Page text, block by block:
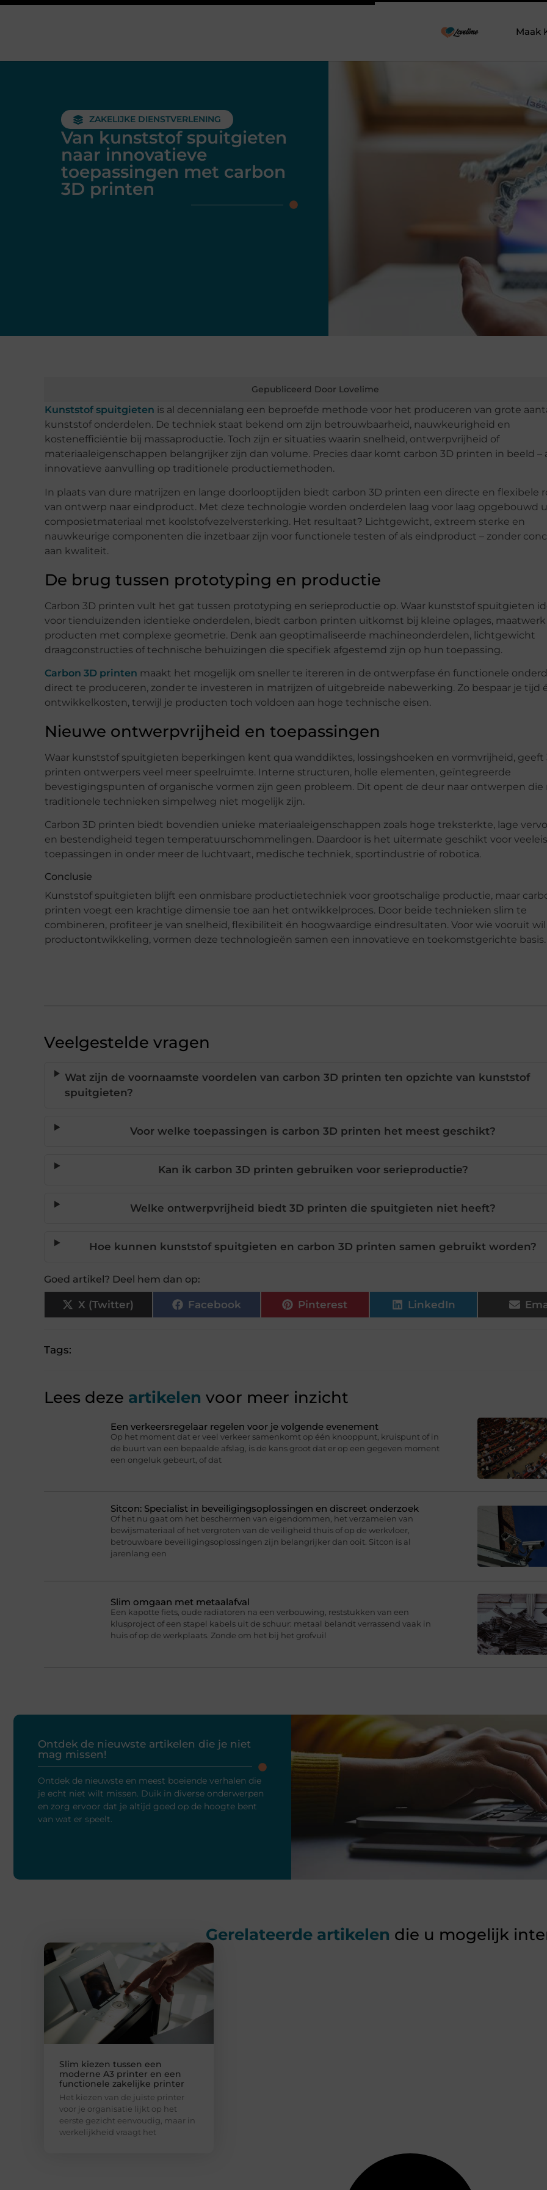
Maak
ZAKELIJKE DIENSTVERLENING
Van kunststof spuitgieten
naar innovatieve
toepassingen met carbon
3D printen
Gepubliceerd Door Lovelime
Kunststof spuitgieten is al decennialang een beproefde methode voor het produceren van grote
kunststof onderdelen. De techniek staat bekend om zijn betrouwbaarheid, nauwkeurigheid en
kostenefficiëntie bij massaproductie. Toch zijn er situaties waarin snelheid, ontwerpvrijheid of
materiaaleigenschappen belangrijker zijn dan volume. Precies daar komt carbon 3D printen in beeld –
innovatieve aanvulling op traditionele productiemethoden.
In plaats van dure matrijzen en lange doorlooptijden biedt carbon 3D printen een directe en flexibele
van ontwerp naar eindproduct. Met deze technologie worden onderdelen laag voor laag opgebouwd
composietmateriaal met koolstofvezelversterking. Het resultaat? Lichtgewicht, extreem sterke en
nauwkeurige componenten die inzetbaar zijn voor functionele testen of als eindproduct – zonder
aan kwaliteit.
De brug tussen prototyping en productie
Carbon 3D printen vult het gat tussen prototyping en serieproductie op. Waar kunststof spuitgieten
voor tienduizenden identieke onderdelen, biedt carbon printen uitkomst bij kleine oplages, maatwerk
producten met complexe geometrie. Denk aan geoptimaliseerde machineonderdelen, lichtgewicht
draagconstructies of technische behuizingen die specifiek afgestemd zijn op hun toepassing.
Carbon 3D printen maakt het mogelijk om sneller te itereren in de ontwerpfase én functionele
direct te produceren, zonder te investeren in matrijzen of uitgebreide nabewerking. Zo bespaar je tijd
ontwikkelkosten, terwijl je producten toch voldoen aan hoge technische eisen.
Nieuwe ontwerpvrijheid en toepassingen
Waar kunststof spuitgieten beperkingen kent qua wanddiktes, lossingshoeken en vormvrijheid, geeft
printen ontwerpers veel meer speelruimte. Interne structuren, holle elementen, geïntegreerde
bevestigingspunten of organische vormen zijn geen probleem. Dit opent de deur naar ontwerpen die
traditionele technieken simpelweg niet mogelijk zijn.
Carbon 3D printen biedt bovendien unieke materiaaleigenschappen zoals hoge treksterkte, lage
en bestendigheid tegen temperatuurschommelingen. Daardoor is het uitermate geschikt voor
toepassingen in onder meer de luchtvaart, medische techniek, sportindustrie of robotica.
Conclusie
Kunststof spuitgieten blijft een onmisbare productietechniek voor grootschalige productie, maar
printen voegt een krachtige dimensie toe aan het ontwikkelproces. Door beide technieken slim te
combineren, profiteer je van snelheid, flexibiliteit én hoogwaardige eindresultaten. Voor wie vooruit wil
productontwikkeling, vormen deze technologieën samen een innovatieve en toekomstgerichte basis.
Veelgestelde vragen
Wat zijn de voornaamste voordelen van carbon 3D printen ten opzichte van kunststof
spuitgieten?
Voor welke toepassingen is carbon 3D printen het meest geschikt?
Kan ik carbon 3D printen gebruiken voor serieproductie?
Welke ontwerpvrijheid biedt 3D printen die spuitgieten niet heeft?
Hoe kunnen kunststof spuitgieten en carbon 3D printen samen gebruikt worden?
Goed artikel? Deel hem dan op:
X (Twitter) Facebook Pinterest LinkedIn
Tags:
Lees deze artikelen voor meer inzicht
Een verkeersregelaar regelen voor je volgende evenement
Op het moment dat er veel verkeer samenkomt op één knooppunt, kruispunt of in
de buurt van een bepaalde afslag, is de kans groot dat er op een gegeven moment
een ongeluk gebeurt, of dat
Sitcon: Specialist in beveiligingsoplossingen en discreet onderzoek
Of het nu gaat om het beschermen van eigendommen, het verzamelen van
bewijsmateriaal of het vergroten van de veiligheid thuis of op de werkvloer,
betrouwbare beveiligingsoplossingen zijn belangrijker dan ooit. Sitcon is al
jarenlang een
Slim omgaan met metaalafval
Een kapotte fiets, oude radiatoren na een verbouwing, reststukken van een
klusproject of een stapel kabels uit de schuur: metaal belandt verrassend vaak in
huis of op de werkplaats. Zonde om het bij het grofvuil
Ontdek de nieuwste artikelen die je niet
mag missen!
Ontdek de nieuwste en meest boeiende verhalen die
je echt niet wilt missen. Duik in diverse onderwerpen
en zorg ervoor dat je altijd goed op de hoogte bent
van wat er speelt.
Gerelateerde artikelen die u mogelijk
Slim kiezen tussen een
moderne A3 printer en een
functionele zakelijke printer
Het kiezen van de juiste printer
voor je organisatie lijkt op het
eerste gezicht eenvoudig, maar in
werkelijkheid vraagt het